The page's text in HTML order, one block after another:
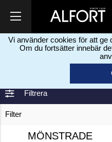
Vi använder cookies för att ge
Om du fortsätter innebär
Filtrera
Filter
MÖNSTRADE